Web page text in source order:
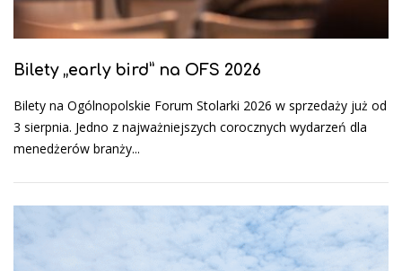
Bilety „early bird” na OFS 2026
Bilety na Ogólnopolskie Forum Stolarki 2026 w sprzedaży już od
3 sierpnia. Jedno z najważniejszych corocznych wydarzeń dla
menedżerów branży...